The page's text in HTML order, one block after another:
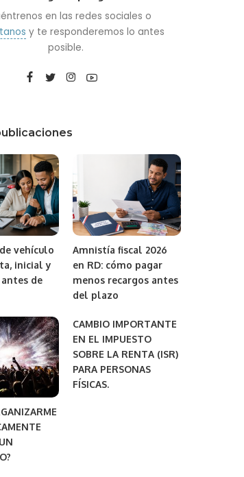
en las redes sociales o
y te responderemos lo antes
posible.
vehículo
inicial y
de
Amnistía fiscal 2026
en RD: cómo pagar
menos recargos antes
del plazo
CAMBIO IMPORTANTE
EN EL IMPUESTO
SOBRE LA RENTA (ISR)
PARA PERSONAS
FÍSICAS.